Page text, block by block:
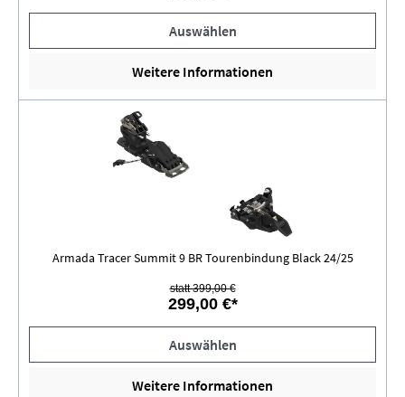
Auswählen
Weitere Informationen
Armada Tracer Summit 9 BR Tourenbindung Black 24/25
statt 399,00 €
299,00 €*
Auswählen
Weitere Informationen